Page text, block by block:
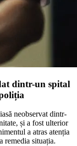
dintr-un spital
neobservat dintr-
și a fost ulterior
a atras atenția
remedia situația.